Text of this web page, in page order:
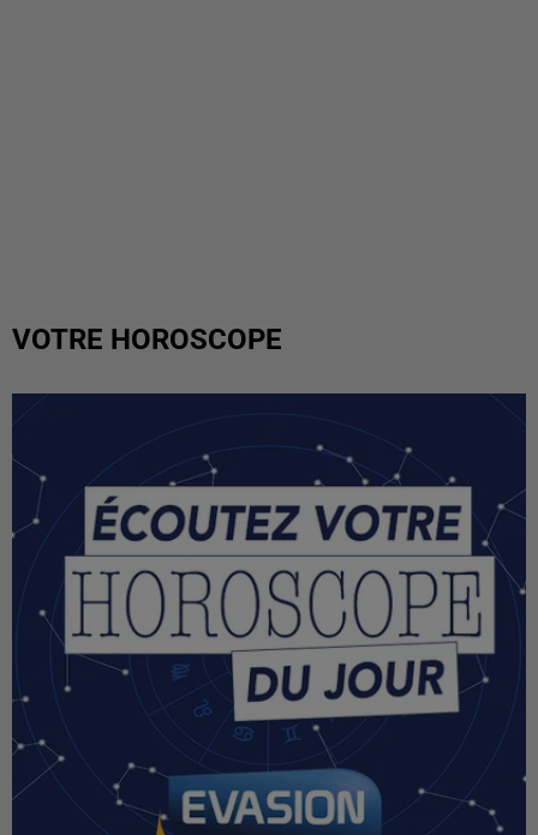
VOTRE HOROSCOPE